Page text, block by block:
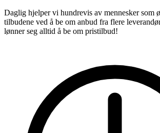
Daglig hjelper vi hundrevis av mennesker som
tilbudene ved å be om anbud fra flere
lønner seg alltid å be om pristilbud!